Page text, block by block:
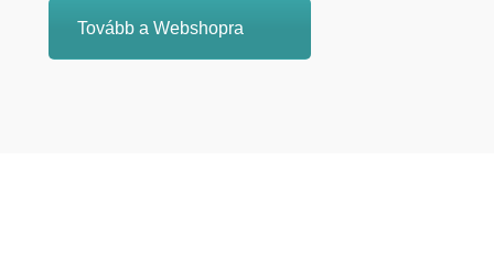
Tovább a Webshopra